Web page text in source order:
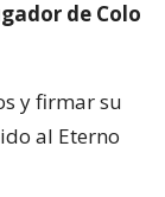
de Colo
y firmar su
al Eterno